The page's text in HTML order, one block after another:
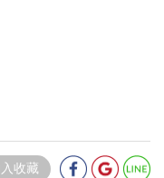
收藏